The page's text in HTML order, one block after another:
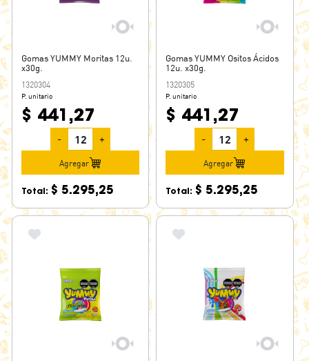
Gomas YUMMY Moritas 12u.
x30g.
1320304
P. unitario
$ 441,27
- +
Agregar
Total: $ 5.295,25
Gomas YUMMY Ositos Ácidos
12u. x30g.
1320305
P. unitario
$ 441,27
- +
Agregar
Total: $ 5.295,25